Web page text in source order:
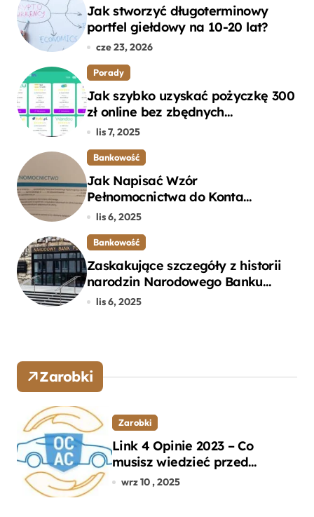
Jak stworzyć długoterminowy
portfel giełdowy na 10-20 lat?
cze 23, 2026
Porady
Jak szybko uzyskać pożyczkę 300
zł online bez zbędnych
formalności?
lis 7, 2025
Bankowość
Jak Napisać Wzór
Pełnomocnictwa do Konta
Bankowego – Praktyczny
lis 6, 2025
Bankowość
Zaskakujące szczegóły z historii
narodzin Narodowego Banku
Polskiego, o których mogłeś nie
lis 6, 2025
Zarobki
Zarobki
Link 4 Opinie 2023 – Co
musisz wiedzieć przed
wyborem ubezpieczenia OC i
wrz 10 , 2025